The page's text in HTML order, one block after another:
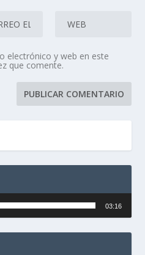
electrónico y web en este
que comente.
03:16